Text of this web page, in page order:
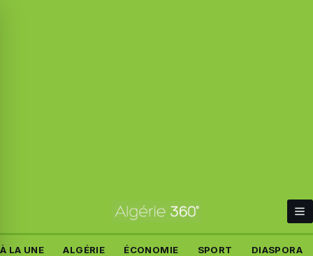
À LA UNE ALGÉRIE ÉCONOMIE SPORT DIASPORA